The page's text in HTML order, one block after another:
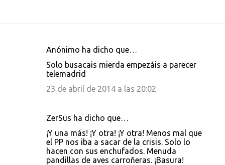
Anónimo ha dicho que…
Solo busacais mierda empezáis a parecer
telemadrid
23 de abril de 2014 a las 20:02
ZerSus ha dicho que…
¡Y una más! ¡Y otra! ¡Y otra! Menos mal que
el PP nos iba a sacar de la crisis. Solo lo
hacen con sus enchufados. Menuda
pandillas de aves carroñeras. ¡Basura!